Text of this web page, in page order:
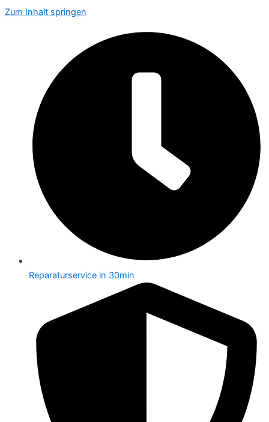
Zum Inhalt springen
Reparaturservice in 30min